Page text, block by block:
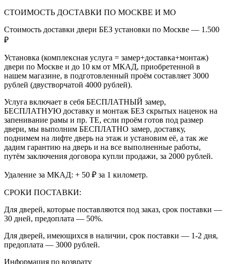
СТОИМОСТЬ ДОСТАВКИ ПО МОСКВЕ И МО
Стоимость доставки двери БЕЗ установки по Москве — 1.500
₽
Установка (комплексная услуга = замер+доставка+монтаж)
двери по Москве и до 10 км от МКАД, приобретенной в
нашем магазине, в подготовленный проём составляет 3000
рублей (двустворчатой 4000 рублей).
Услуга включает в себя БЕСПЛАТНЫЙ замер,
БЕСПЛАТНУЮ доставку и монтаж БЕЗ скрытых наценок на
запенивание рамы и пр. ТЕ, если проём готов под размер
двери, мы выполним БЕСПЛАТНО замер, доставку,
поднимем на лифте дверь на этаж и установим её, а так же
дадим гарантию на дверь и на все выполненные работы,
путём заключения договора купли продажи, за 2000 рублей.
Удаление за МКАД: + 50 ₽ за 1 километр.
СРОКИ ПОСТАВКИ:
Для дверей, которые поставляются под заказ, срок поставки —
30 дней, предоплата — 50%.
Для дверей, имеющихся в наличии, срок поставки — 1-2 дня,
предоплата — 3000 рублей.
Информация по возврату